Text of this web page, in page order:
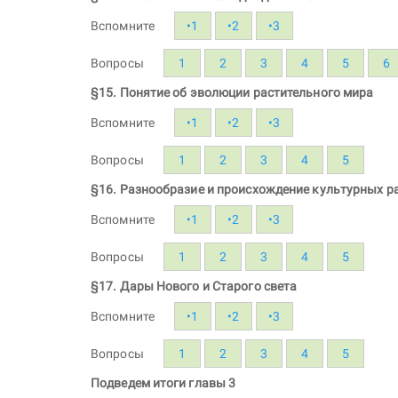
Вспомните •1 •2 •3
Вопросы 1 2 3 4 5 6
§15. Понятие об эволюции растительного мира
Вспомните •1 •2 •3
Вопросы 1 2 3 4 5
§16. Разнообразие и происхождение культурных
Вспомните •1 •2 •3
Вопросы 1 2 3 4 5
§17. Дары Нового и Старого света
Вспомните •1 •2 •3
Вопросы 1 2 3 4 5
Подведем итоги главы 3